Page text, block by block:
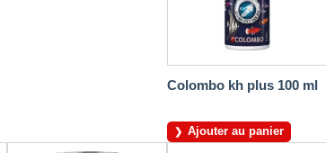
Colombo kh plus 100 ml
Ajouter au panier